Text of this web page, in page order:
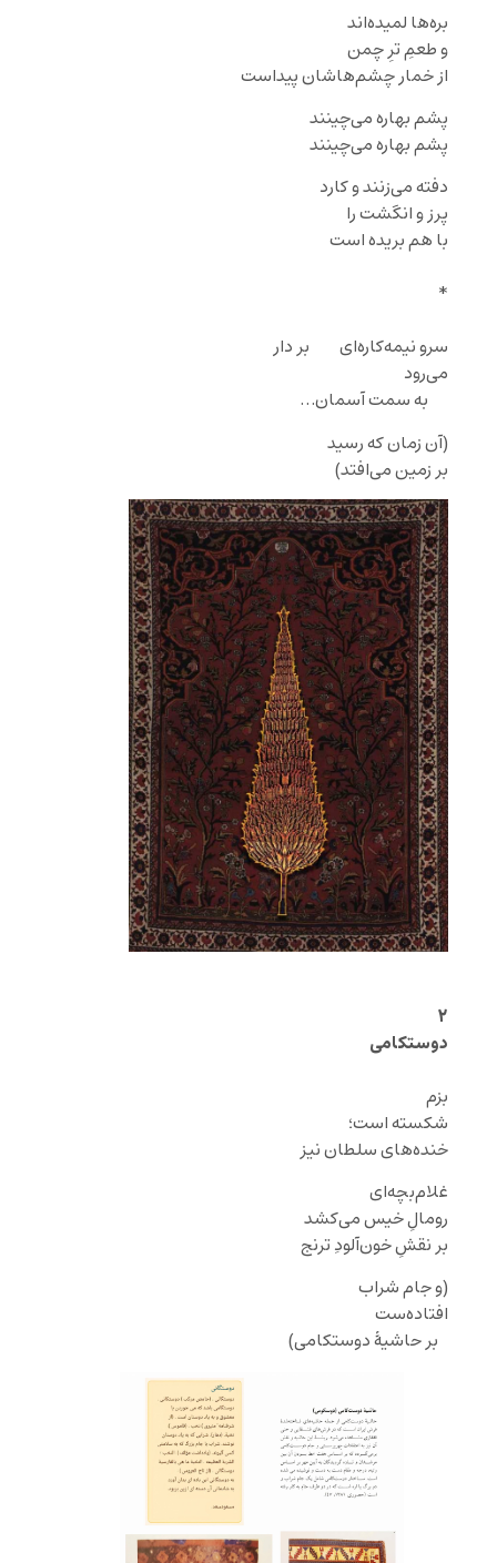
بره‌ها لمیده‌اند
و طعمِ ترِ چمن
از خمار چشم‌هاشان پیداست
پشم بهارهمی‌چینند
پشم بهاره می‌چینند
دفتهمی‌زنند و کارد
پرز و انگشت را
با هم بریده است
*
سرو نیمه‌کاره‌ای‌‌ ‌ ‌ ‌ ‌ ‌ ‌ ‌ ‌ بر دار
می‌رود
‌‌ ‌‌ ‌‌ ‌ ‌‌‌ ‌‌ ‌به سمت آسمان…
(آن زمان که رسید
بر زمین می‌افتد)
۲
دوستکامی
بزم
شکسته است؛
خنده‌های سلطان نیز
غلام‌بچه‌ای
رومالِخیس می‌کشد
بر نقشِ خون‌آلودِ ترنج
(و جام شراب
افتاده‌ست
‌‌ ‌‌ ‌‌ ‌‌‌‌‌بر حاشیهٔ دوستکامی)